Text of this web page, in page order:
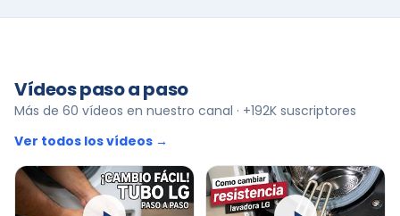
Vídeos paso a paso
Más de 60 vídeos en nuestro canal · +192K suscriptores
Ver todos los vídeos →